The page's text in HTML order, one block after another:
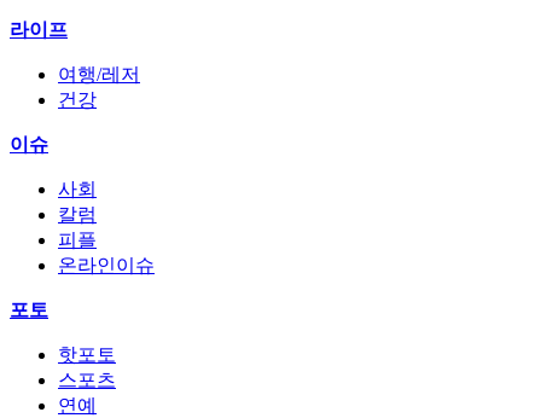
라이프
여행/레저
건강
이슈
사회
칼럼
피플
온라인이슈
포토
핫포토
스포츠
연예